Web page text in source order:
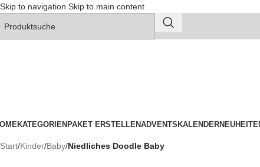
Skip to navigation Skip to main content
KATEGORIEN PAKET ERSTELLENADVENTSKALENDER
Start/Kinder/Baby/Niedliches Doodle Baby